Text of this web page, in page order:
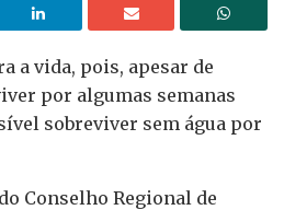
a vida, pois, apesar de
por algumas semanas
sobreviver sem água por
Conselho Regional de